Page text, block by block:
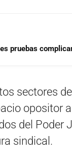
pruebas
sectores
opositor
del Poder
sindical.